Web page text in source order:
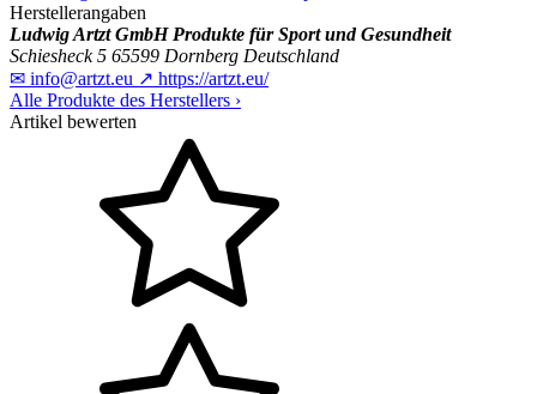
Herstellerangaben
Ludwig Artzt GmbH Produkte für Sport und Gesundheit
Schiesheck 5 65599 Dornberg Deutschland
✉ info@artzt.eu ↗ https://artzt.eu/
Alle Produkte des Herstellers ›
Artikel bewerten